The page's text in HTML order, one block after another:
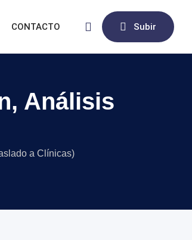
Subir
CONTACTO
Análisis
a Clínicas)